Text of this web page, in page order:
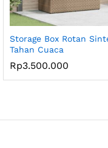
Storage Box Rotan
Tahan Cuaca
Rp3.500.000